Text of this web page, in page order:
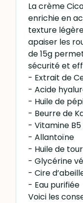
La crème
enrichie en
texture
apaiser les
de 15g
sécurité et
- Extrait de
- Acide
- Huile de
- Beurre de
- Vitamine B5
- Allantoïne
- Huile de
- Glycérine
- Cire
- Eau purifiée
Voici les